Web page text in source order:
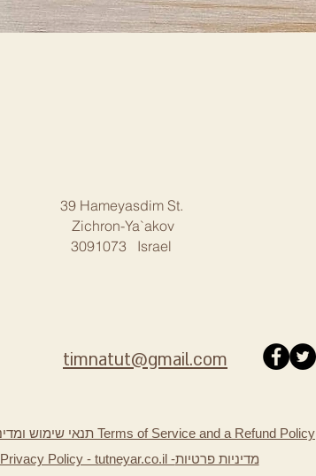
39 Hameyasdim St.
Zichron-Ya`akov
3091073 Israel
timnatut@gmail.com
תנאי שימוש ומדיניות החזרה Terms of Service and a Refund Policy
Privacy Policy - tutneyar.co.il -מדיניות פרטיות